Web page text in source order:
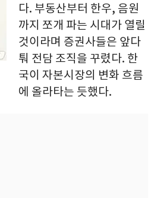
다. 부동산부터 한우, 음원
까지 쪼개 파는 시대가 열릴
것이라며 증권사들은 앞다
퉈 전담 조직을 꾸렸다. 한
국이 자본시장의 변화 흐름
에 올라타는 듯했다.